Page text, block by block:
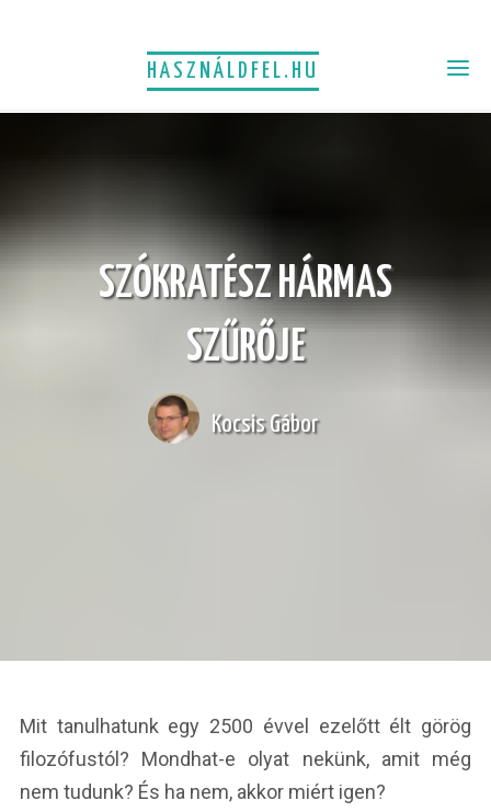
HASZNÁLDFEL.HU
SZÓKRATÉSZ HÁRMAS
SZŰRŐJE
Kocsis Gábor
Mit tanulhatunk egy 2500 évvel ezelőtt élt görög
filozófustól? Mondhat-e olyat nekünk, amit még
nem tudunk? És ha nem, akkor miért igen?